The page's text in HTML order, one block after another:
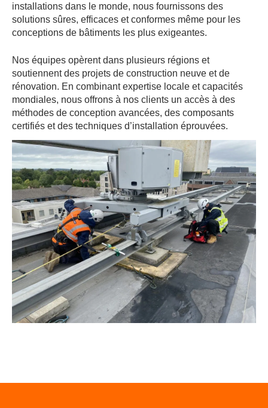
installations dans le monde, nous fournissons des
solutions sûres, efficaces et conformes même pour les
conceptions de bâtiments les plus exigeantes.
Nos équipes opèrent dans plusieurs régions et
soutiennent des projets de construction neuve et de
rénovation. En combinant expertise locale et capacités
mondiales, nous offrons à nos clients un accès à des
méthodes de conception avancées, des composants
certifiés et des techniques d’installation éprouvées.